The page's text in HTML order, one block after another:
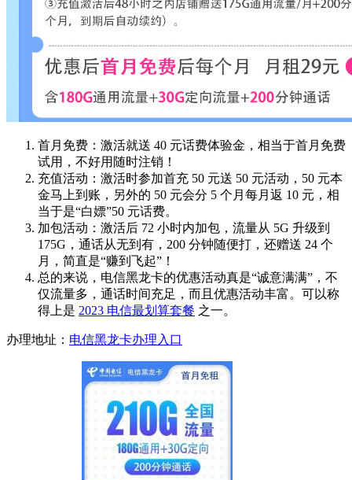
首月免费：激活就送 40 元话费体验金，相当于首月免费
试用，不好用随时注销！
充值活动：激活时参加首充 50 元送 50 元活动，50 元本
金马上到账，另外的 50 元会分 5 个月每月返 10 元，相
当于是“白嫖”50 元话费。
加包活动：激活后 72 小时内加包，流量从 5G 升级到
175G，通话从无到有，200 分钟随便打，还赠送 24 个
月，简直是“赚到飞起”！
总的来说，电信黑龙卡的优惠活动真是“诚意满满”，不
仅流量多，通话时间充足，而且优惠活动丰富。可以称
得上是 2023 电信最划算套餐 之一。
办理地址： 电信黑龙卡办理入口